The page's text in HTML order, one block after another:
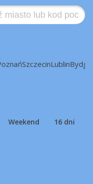
SzczecinLublin
Weekend 16 dni